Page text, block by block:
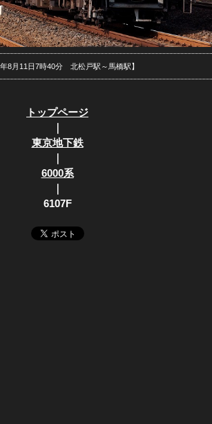
年8月11日7時40分 北松戸駅～馬橋駅】
トップページ
｜
東京地下鉄
｜
6000系
｜
6107F